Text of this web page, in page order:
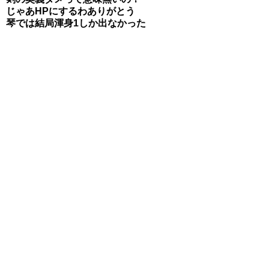
じゃあHPにするわありがとう
琴では結局渾身1しか出なかった